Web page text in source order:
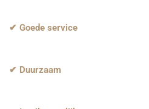
✔ Goede service
✔ Duurzaam